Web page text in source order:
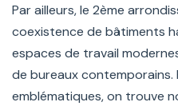
Par ailleurs, le 2ème
coexistence de bâtiments
espaces de travail
de bureaux contemporains.
emblématiques, on trouve